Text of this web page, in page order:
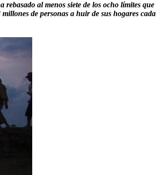
al menos siete de los ocho límites que
de personas a huir de sus hogares cada